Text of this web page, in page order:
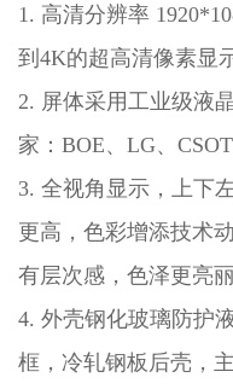
1. 高清分辨率
到4K的超高清像素显
2. 屏体采用工业级液
家：BOE、LG、
3. 全视角显示，上下
更高，色彩增添技术
有层次感，色泽更亮
4. 外壳钢化玻璃防护
框，冷轧钢板后壳，